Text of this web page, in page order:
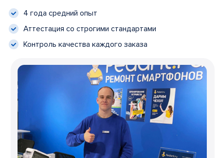
4 года средний опыт
Аттестация со строгими стандартами
Контроль качества каждого заказа